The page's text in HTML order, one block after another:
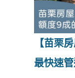
【苗栗
最快速